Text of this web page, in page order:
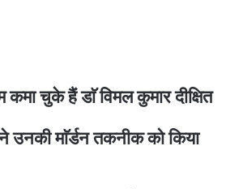
चुके हैं डाॅ विमल कुमार दीक्षित
ने उनकी माॅर्डन तकनीक को किया